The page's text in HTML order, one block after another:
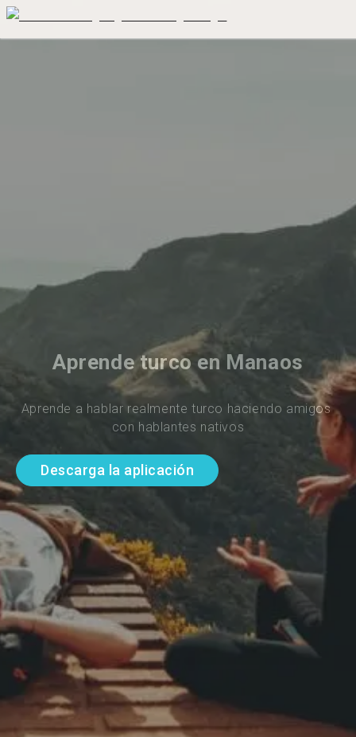
Aprende turco en Manaos
Aprende a hablar realmente turco haciendo amigos
con hablantes nativos
Descarga la aplicación